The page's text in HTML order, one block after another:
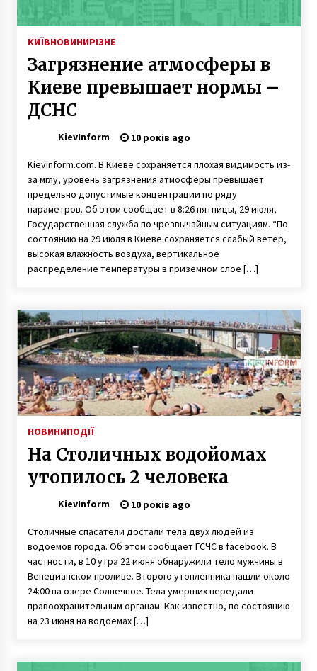
КИЇВНОВИНИРІЗНЕ
Загрязнение атмосферы в
Киеве превышает нормы –
ДСНС
KievInform 10 років ago
Kievinform.com. В Киеве сохраняется плохая видимость из-
за мглу, уровень загрязнения атмосферы превышает
предельно допустимые концентрации по ряду
параметров. Об этом сообщает в 8:26 пятницы, 29 июля,
Государственная служба по чрезвычайным ситуациям. “По
состоянию на 29 июля в Киеве сохраняется слабый ветер,
высокая влажность воздуха, вертикальное
распределение температуры в приземном слое […]
НОВИНИПОДІЇ
На Столичных водойомах
утопилось 2 человека
KievInform 10 років ago
Столичные спасатели достали тела двух людей из
водоемов города. Об этом сообщает ГСЧС в facebook. В
частности, в 10 утра 22 июня обнаружили тело мужчины в
Венецианском проливе. Второго утопленника нашли около
24:00 на озере Солнечное. Тела умерших передали
правоохранительным органам. Как известно, по состоянию
на 23 июня на водоемах […]